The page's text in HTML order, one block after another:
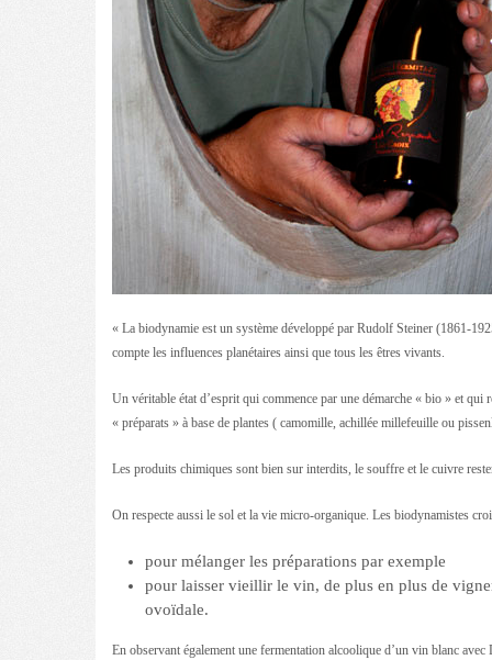
« La biodynamie est un système développé par Rudolf Steiner (1861-
compte les influences planétaires ainsi que tous les êtres vivants.
Un véritable état d’esprit qui commence par une démarche « bio » et
« préparats » à base de plantes ( camomille, achillée millefeuille ou
Les produits chimiques sont bien sur interdits, le souffre et le cuivre
On respecte aussi le sol et la vie micro-organique. Les biodynamistes
pour mélanger les préparations par exemple
pour laisser vieillir le vin, de plus en plus de
ovoïdale.
En observant également une fermentation alcoolique d’un vin blanc